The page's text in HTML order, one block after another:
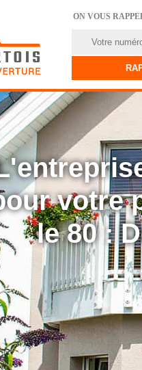
ON VOUS
votre
le 80 :